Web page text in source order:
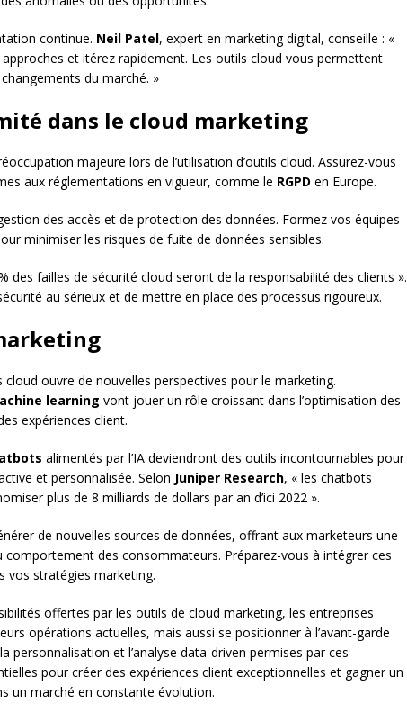
continue. Neil Patel, expert en marketing digital, conseille : «
et itérez rapidement. Les outils cloud vous permettent
du marché. »
dans le cloud marketing
majeure lors de l’utilisation d’outils cloud. Assurez-vous
aux réglementations en vigueur, comme le RGPD en Europe.
des accès et de protection des données. Formez vos équipes
minimiser les risques de fuite de données sensibles.
des failles de sécurité cloud seront de la responsabilité des clients ».
au sérieux et de mettre en place des processus rigoureux.
cloud ouvre de nouvelles perspectives pour le marketing.
learning vont jouer un rôle croissant dans l’optimisation des
expériences client.
alimentés par l’IA deviendront des outils incontournables pour
et personnalisée. Selon Juniper Research, « les chatbots
plus de 8 milliards de dollars par an d’ici 2022 ».
de nouvelles sources de données, offrant aux marketeurs une
des consommateurs. Préparez-vous à intégrer ces
vos stratégies marketing.
offertes par les outils de cloud marketing, les entreprises
opérations actuelles, mais aussi se positionner à l’avant-garde
personnalisation et l’analyse data-driven permises par ces
pour créer des expériences client exceptionnelles et gagner un
un marché en constante évolution.